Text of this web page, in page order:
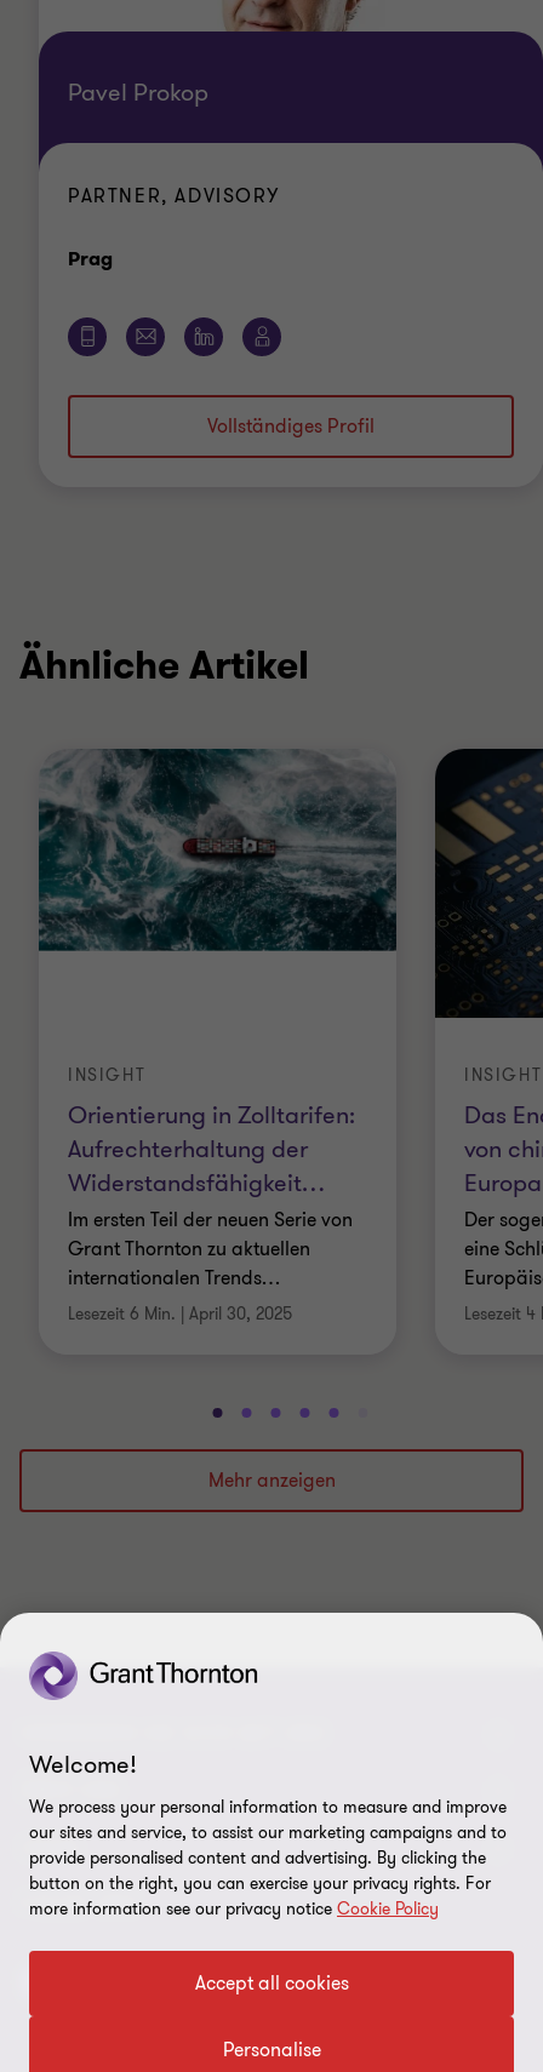
Pavel Prokop
PARTNER, ADVISORY
Prag
Vollständiges Profil
Ähnliche Artikel
Orientierung in Zolltarifen:
Aufrechterhaltung der
Widerstandsfähigkeit…
INSIGHT
Im ersten Teil der neuen Serie von
Grant Thornton zu aktuellen
internationalen Trends…
Lesezeit 6 Min. | April 30, 2025
Das
von
INSIGHT
Der
eine
Lesezeit 4
Gehe
zu
Folie
1
Gehe
zu
Folie
2
Gehe
zu
Folie
3
Gehe
zu
Folie
4
Gehe
zu
Folie
5
zu
6
zu
7
zu
8
zu
9
zu
10
Mehr anzeigen
Unsere Experten
Unsere Büros
Grant Thornton in der Tschechischen Republik
Grant Thornton weltweit
Pressemitteilung
LEGAL
Rechtliche Hinweise
Datenschutz
FOLGE UNS
Welcome!
We process your personal information to measure and improve
our sites and service, to assist our marketing campaigns and to
provide personalised content and advertising. By clicking the
button on the right, you can exercise your privacy rights. For
more information see our privacy notice Cookie Policy
Accept all cookies
Personalise